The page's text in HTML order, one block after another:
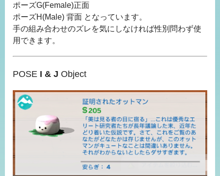
ポーズG(Female)正面
ポーズH(Male) 背面 となっています。
手の組み合わせのズレを気にしなければ性別問わず使
用できます。
POSE I & J Object